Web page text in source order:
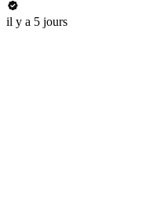
il y a 5 jours